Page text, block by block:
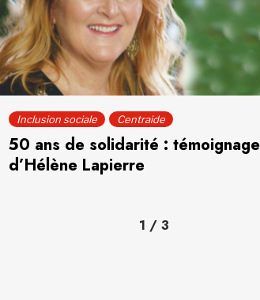
Inclusion sociale Centraide
50 ans de solidarité : témoignage
d’Hélène Lapierre
1 / 3